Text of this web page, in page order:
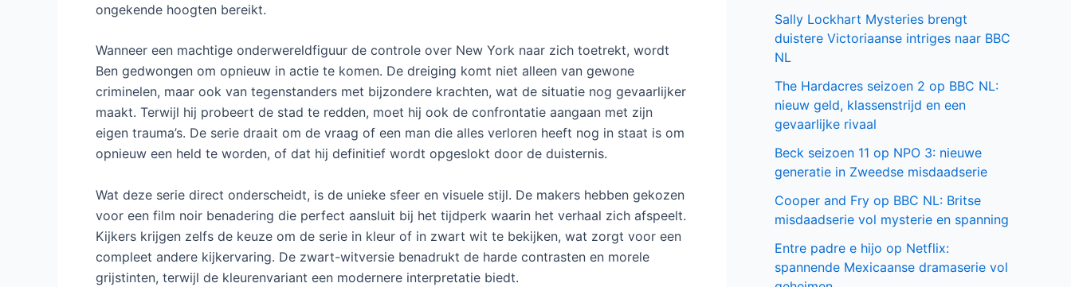
ongekende hoogten bereikt.
Wanneer een machtige onderwereldfiguur de controle over New York naar zich toetrekt, wordt
Ben gedwongen om opnieuw in actie te komen. De dreiging komt niet alleen van gewone
criminelen, maar ook van tegenstanders met bijzondere krachten, wat de situatie nog gevaarlijker
maakt. Terwijl hij probeert de stad te redden, moet hij ook de confrontatie aangaan met zijn
eigen trauma’s. De serie draait om de vraag of een man die alles verloren heeft nog in staat is om
opnieuw een held te worden, of dat hij definitief wordt opgeslokt door de duisternis.
Wat deze serie direct onderscheidt, is de unieke sfeer en visuele stijl. De makers hebben gekozen
voor een film noir benadering die perfect aansluit bij het tijdperk waarin het verhaal zich afspeelt.
Kijkers krijgen zelfs de keuze om de serie in kleur of in zwart wit te bekijken, wat zorgt voor een
compleet andere kijkervaring. De zwart-witversie benadrukt de harde contrasten en morele
grijstinten, terwijl de kleurenvariant een modernere interpretatie biedt.
Sally Lockhart Mysteries brengt
duistere Victoriaanse intriges naar BBC
NL
The Hardacres seizoen 2 op BBC NL:
nieuw geld, klassenstrijd en een
gevaarlijke rivaal
Beck seizoen 11 op NPO 3: nieuwe
generatie in Zweedse misdaadserie
Cooper and Fry op BBC NL: Britse
misdaadserie vol mysterie en spanning
Entre padre e hijo op Netflix:
spannende Mexicaanse dramaserie vol